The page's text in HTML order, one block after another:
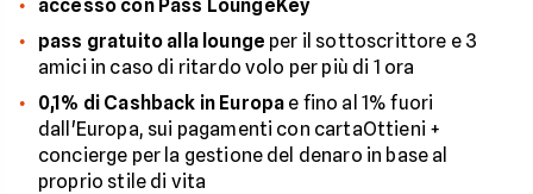
accesso con Pass LoungeKey
pass gratuito alla lounge per il sottoscrittore e 3
amici in caso di ritardo volo per più di 1 ora
0,1% di Cashback in Europa e fino al 1% fuori
dall'Europa, sui pagamenti con cartaOttieni +
concierge per la gestione del denaro in base al
proprio stile di vita